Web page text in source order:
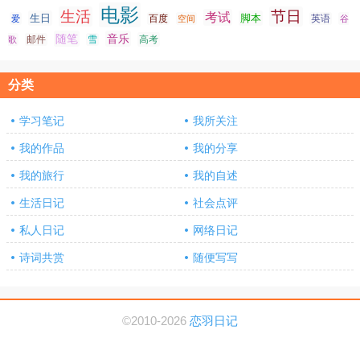
爱 生日 生活 电影 百度 空间 考试 脚本 节日 英语 谷
歌 邮件 随笔 雪 音乐 高考
分类
学习笔记 我所关注
我的作品 我的分享
我的旅行 我的自述
生活日记 社会点评
私人日记 网络日记
诗词共赏 随便写写
©2010-2026 恋羽日记